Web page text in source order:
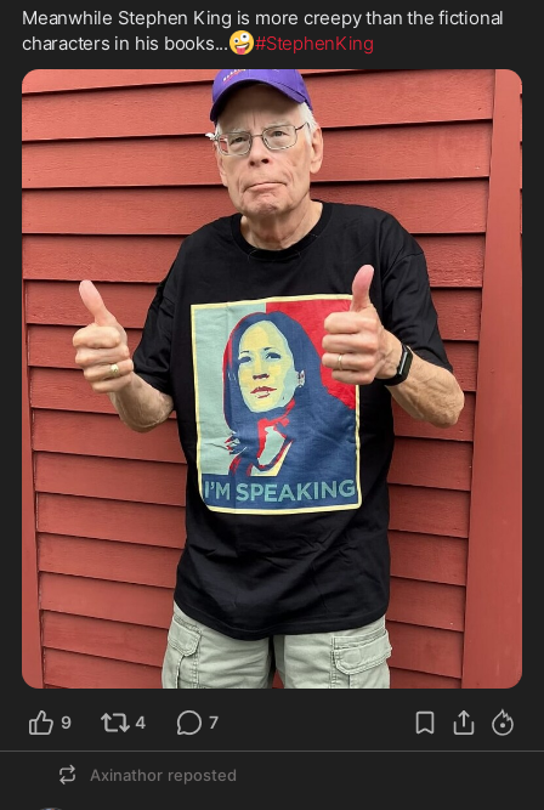
Meanwhile Stephen King is more creepy than the fictional
characters in his books...🤪#StephenKing
9 4 7
Axinathor reposted